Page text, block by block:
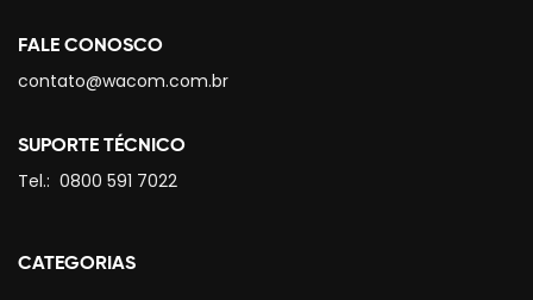
FALE CONOSCO
contato@wacom.com.br
SUPORTE TÉCNICO
Tel.: 0800 591 7022
CATEGORIAS